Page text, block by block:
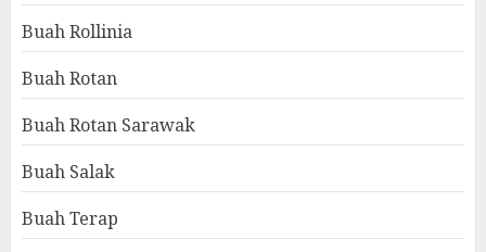
Buah Rollinia
Buah Rotan
Buah Rotan Sarawak
Buah Salak
Buah Terap